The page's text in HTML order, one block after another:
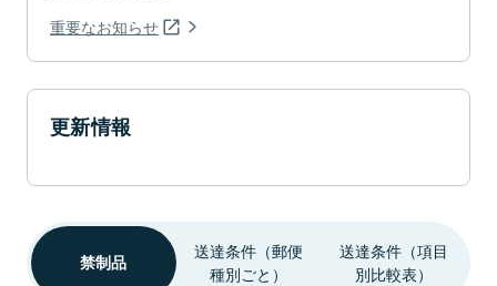
重要なお知らせ
更新情報
禁制品
送達条件（郵便
種別ごと）
送達条件（項目
別比較表）